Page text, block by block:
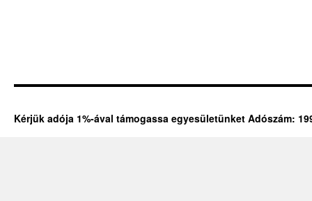
Kérjük adója 1%-ával támogassa egyesületünket Adószám: